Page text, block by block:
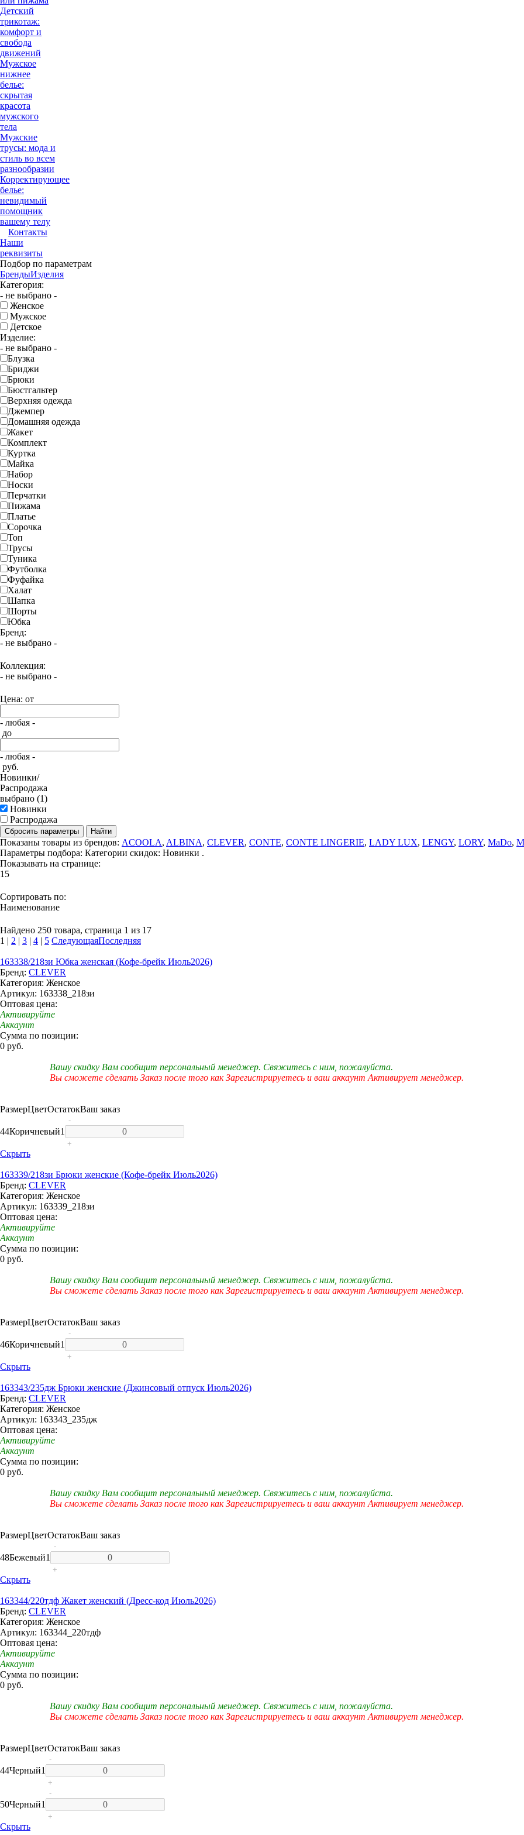
Детский
трикотаж:
комфорт и
свобода
движений
Мужское
нижнее
белье:
скрытая
красота
мужского
тела
Мужские
трусы: мода и
стиль во всем
разнообразии
Корректирующее
белье:
невидимый
помощник
вашему телу
Контакты
Наши
реквизиты
Подбор по параметрам
БрендыИзделия
Категория:
- не выбрано -
Женское
Мужское
Детское
Изделие:
- не выбрано -
Блузка
Бриджи
Брюки
Бюстгальтер
Верхняя одежда
Джемпер
Домашняя одежда
Жакет
Комплект
Куртка
Майка
Набор
Носки
Перчатки
Пижама
Платье
Сорочка
Топ
Трусы
Туника
Футболка
Фуфайка
Халат
Шапка
Шорты
Юбка
Бренд:
- не выбрано -
Коллекция:
- не выбрано -
Цена: от
- любая -
до
- любая -
руб.
Новинки/
Распродажа
выбрано (1)
Новинки
Распродажа
Сбросить параметры Найти
Показаны товары из брендов: ACOOLA, ALBINA, CLEVER, CONTE, CONTE LINGERIE, LADY LUX, LENGY, LORY, MaDo,
Параметры подбора: Категории скидок: Новинки .
Показывать на странице:
15
Сортировать по:
Наименование
Найдено 250 товара, страница 1 из 17
1 | 2 | 3 | 4 | 5 СледующаяПоследняя
163338/218зи Юбка женская (Кофе-брейк Июль2026)
Бренд: CLEVER
Категория: Женское
Артикул: 163338_218зи
Оптовая цена:
Активируйте
Аккаунт
Сумма по позиции:
0 руб.
Вашу скидку Вам сообщит персональный менеджер. Свяжитесь с ним, пожалуйста.
Вы сможете сделать Заказ после того как Зарегистрируетесь и ваш аккаунт Активирует менеджер.
РазмерЦветОстатокВаш заказ
44Коричневый1
-
+
Скрыть
163339/218зи Брюки женские (Кофе-брейк Июль2026)
Бренд: CLEVER
Категория: Женское
Артикул: 163339_218зи
Оптовая цена:
Активируйте
Аккаунт
Сумма по позиции:
0 руб.
Вашу скидку Вам сообщит персональный менеджер. Свяжитесь с ним, пожалуйста.
Вы сможете сделать Заказ после того как Зарегистрируетесь и ваш аккаунт Активирует менеджер.
РазмерЦветОстатокВаш заказ
46Коричневый1
-
+
Скрыть
163343/235дж Брюки женские (Джинсовый отпуск Июль2026)
Бренд: CLEVER
Категория: Женское
Артикул: 163343_235дж
Оптовая цена:
Активируйте
Аккаунт
Сумма по позиции:
0 руб.
Вашу скидку Вам сообщит персональный менеджер. Свяжитесь с ним, пожалуйста.
Вы сможете сделать Заказ после того как Зарегистрируетесь и ваш аккаунт Активирует менеджер.
РазмерЦветОстатокВаш заказ
48Бежевый1
-
+
Скрыть
163344/220тдф Жакет женский (Дресс-код Июль2026)
Бренд: CLEVER
Категория: Женское
Артикул: 163344_220тдф
Оптовая цена:
Активируйте
Аккаунт
Сумма по позиции:
0 руб.
Вашу скидку Вам сообщит персональный менеджер. Свяжитесь с ним, пожалуйста.
Вы сможете сделать Заказ после того как Зарегистрируетесь и ваш аккаунт Активирует менеджер.
РазмерЦветОстатокВаш заказ
44Черный1
-
+
50Черный1
-
+
Скрыть